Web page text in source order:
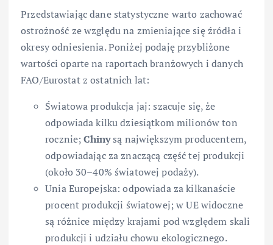
Przedstawiając dane statystyczne warto zachować
ostrożność ze względu na zmieniające się źródła i
okresy odniesienia. Poniżej podaję przybliżone
wartości oparte na raportach branżowych i danych
FAO/Eurostat z ostatnich lat:
Światowa produkcja jaj: szacuje się, że
odpowiada kilku dziesiątkom milionów ton
rocznie;Chinysą największym producentem,
odpowiadając za znaczącą część tej produkcji
(około 30–40% światowej podaży).
Unia Europejska: odpowiada za kilkanaście
procent produkcji światowej; w UE widoczne
są różnice między krajami pod względem skali
produkcji i udziału chowu ekologicznego.